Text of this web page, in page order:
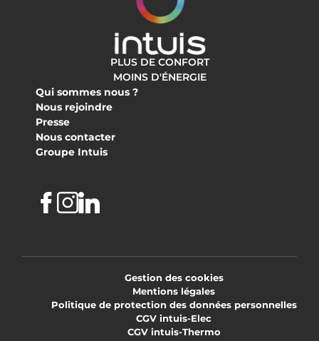
PLUS DE CONFORT
MOINS D'ÉNERGIE
Qui sommes nous ?
Nous rejoindre
Presse
Nous contacter
Groupe Intuis
Facebook
Instagram
Linkedin
Gestion des cookies
Mentions légales
Politique de protection des données personnelles
CGV intuis-Elec
CGV intuis-Thermo